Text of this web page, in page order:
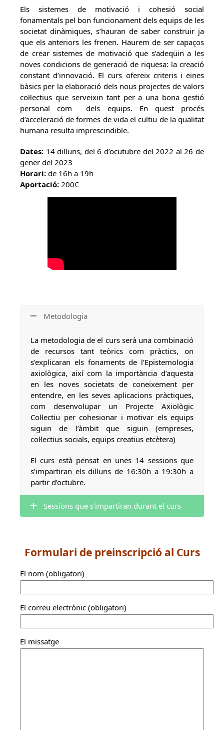
Els sistemes de motivació i cohesió social
fonamentals pel bon funcionament dels equips de les
societat dinàmiques, s’hauran de saber construir ja
que els anteriors les frenen. Haurem de ser capaços
de crear sistemes de motivació que s’adeqüin a les
noves condicions de generació de riquesa: la creació
constant d’innovació. El curs ofereix criteris i eines
bàsics per la elaboració dels nous projectes de valors
col·lectius que serveixin tant per a una bona gestió
personal com dels equips. En quest procés
d’acceleració de formes de vida el cultiu de la qualitat
humana resulta imprescindible.
Dates: 14 dilluns, del 6 d’ocutubre del 2022 al 26 de
gener del 2023
Horari: de 16h a 19h
Aportació: 200€
Metodologia
La metodologia de el curs serà una combinació
de recursos tant teòrics com pràctics, on
s’explicaran els fonaments de l’Epistemologia
axiològica, així com la importància d’aquesta
en les noves societats de coneixement per
entendre, en les seves aplicacions pràctiques,
com desenvolupar un Projecte Axiològic
Col·lectiu per cohesionar i motivar els equips
siguin de l’àmbit que siguin (empreses,
col·lectius socials, equips creatius etcètera)
El curs està pensat en unes 14 sessions que
s’impartiran els dilluns de 16:30h a 19:30h a
partir d’octubre.
Sessions que s'impartiran durant el curs
Formulari de preinscripció al Curs
El nom (obligatori)
El correu electrònic (obligatori)
El missatge